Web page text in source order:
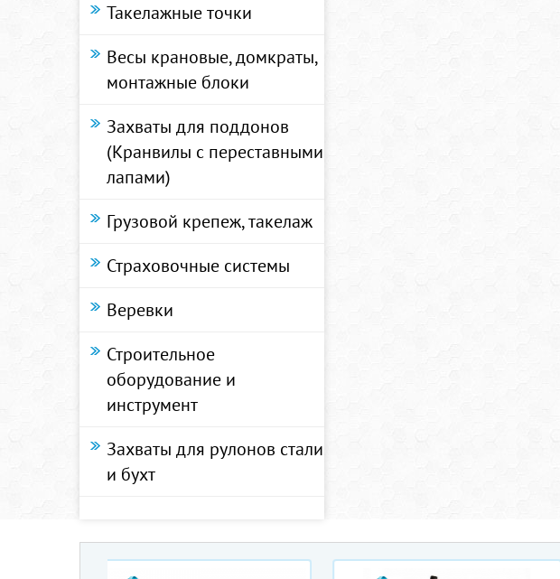
Такелажные точки
Весы крановые, домкраты,
монтажные блоки
Захваты для поддонов
(Кранвилы с переставными
лапами)
Грузовой крепеж, такелаж
Страховочные системы
Веревки
Строительное
оборудование и
инструмент
Захваты для рулонов стали
и бухт